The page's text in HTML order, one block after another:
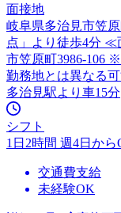
面接地
岐阜県多治見市笠
点」より徒歩4分
市笠原町3986-106
勤務地とは異なる
多治見駅より車15分
シフト
1日2時間 週4日から
交通費支給
未経験OK